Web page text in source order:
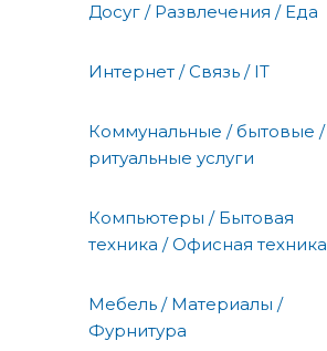
Досуг / Развлечения / Еда
Интернет / Связь / IT
Коммунальные / бытовые /
ритуальные услуги
Компьютеры / Бытовая
техника / Офисная техника
Мебель / Материалы /
Фурнитура